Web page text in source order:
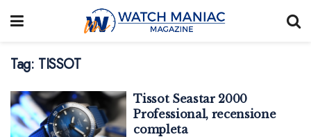
Tag: TISSOT
Tissot Seastar 2000
Professional, recensione
completa